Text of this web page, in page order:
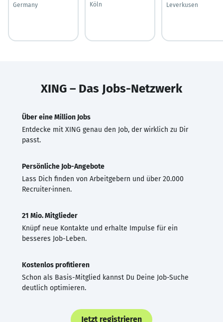
Germany
Köln
Leverkusen
XING – Das Jobs-Netzwerk
Über eine Million Jobs
Entdecke mit XING genau den Job, der wirklich zu Dir
passt.
Persönliche Job-Angebote
Lass Dich finden von Arbeitgebern und über 20.000
Recruiter·innen.
21 Mio. Mitglieder
Knüpf neue Kontakte und erhalte Impulse für ein
besseres Job-Leben.
Kostenlos profitieren
Schon als Basis-Mitglied kannst Du Deine Job-Suche
deutlich optimieren.
Jetzt registrieren